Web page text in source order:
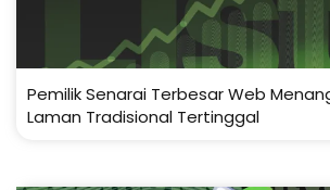
Pemilik Senarai Terbesar Web
Laman Tradisional Tertinggal